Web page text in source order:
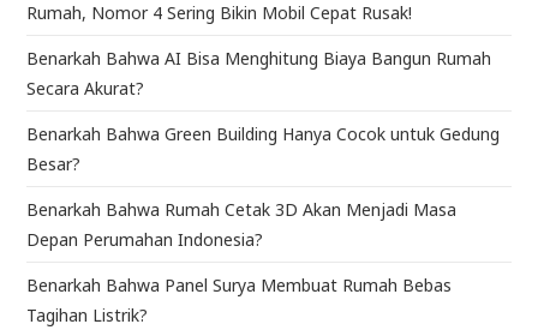
Rumah, Nomor 4 Sering Bikin Mobil Cepat Rusak!
Benarkah Bahwa AI Bisa Menghitung Biaya Bangun Rumah
Secara Akurat?
Benarkah Bahwa Green Building Hanya Cocok untuk Gedung
Besar?
Benarkah Bahwa Rumah Cetak 3D Akan Menjadi Masa
Depan Perumahan Indonesia?
Benarkah Bahwa Panel Surya Membuat Rumah Bebas
Tagihan Listrik?